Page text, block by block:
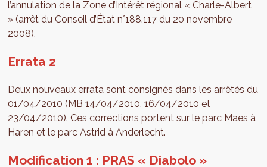
l’annulation de la Zone d’Intérêt régional « Charle-Albert
» (arrêt du Conseil d’État n°188.117 du 20 novembre
2008).
Errata 2
Deux nouveaux errata sont consignés dans les arrêtés du
01/04/2010 (MB 14/04/2010,16/04/2010 et
23/04/2010). Ces corrections portent sur le parc Maes à
Haren et le parc Astrid à Anderlecht.
Modification 1 : PRAS « Diabolo »